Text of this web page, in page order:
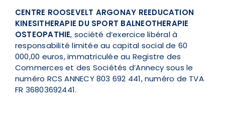
CENTRE ROOSEVELT ARGONAY REEDUCATION
KINESITHERAPIE DU SPORT BALNEOTHERAPIE
OSTEOPATHIE, société d’exercice libéral à
responsabilité limitée au capital social de 60
000,00 euros, immatriculée au Registre des
Commerces et des Sociétés d’Annecy sous le
numéro RCS ANNECY 803 692 441, numéro de TVA
FR 36803692441.